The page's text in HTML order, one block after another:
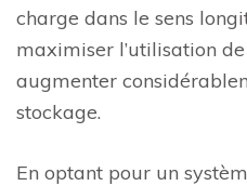
charge dans le sens
maximiser l’utilisation
augmenter
stockage.
En optant pour un